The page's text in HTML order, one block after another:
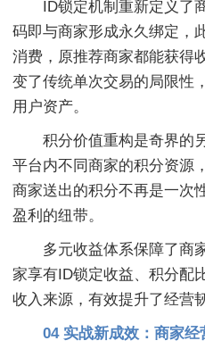
ID锁定机制重新定义了
码即与商家形成永久绑定，
消费，原推荐商家都能获得
变了传统单次交易的局限性
用户资产。
积分价值重构是奇界的
平台内不同商家的积分资源
商家送出的积分不再是一次
盈利的纽带。
多元收益体系保障了商
家享有ID锁定收益、积分配
收入来源，有效提升了经营
04 实战新成效：商家